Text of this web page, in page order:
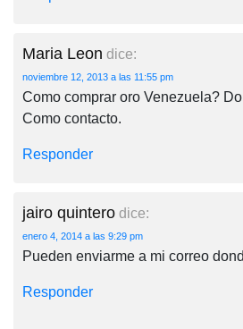
Maria Leon dice:
noviembre 12, 2013 a las 11:55 pm
Como comprar oro Venezuela?
Como contacto.
Responder
jairo quintero dice:
enero 4, 2014 a las 9:29 pm
Pueden enviarme a mi correo
Responder